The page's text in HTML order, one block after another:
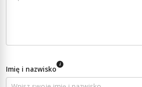
Imię i nazwisko i